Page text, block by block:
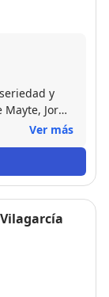
y
Jorge
lo que has
en
Un 10
Ver más